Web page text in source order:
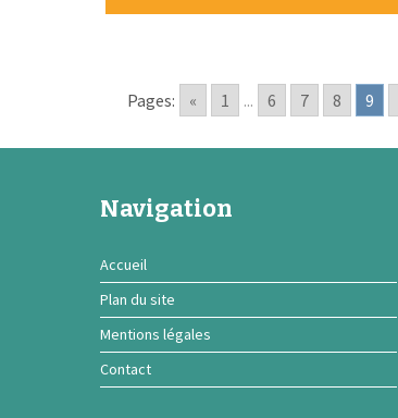
Pages: « 1 ... 6 7 8 9
Navigation
Accueil
Plan du site
Mentions légales
Contact